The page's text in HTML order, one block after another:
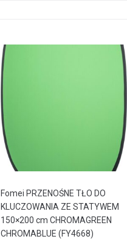
Fomei PRZENOŚNE TŁO DO
KLUCZOWANIA ZE STATYWEM
150×200 cm CHROMAGREEN
CHROMABLUE (FY4668)